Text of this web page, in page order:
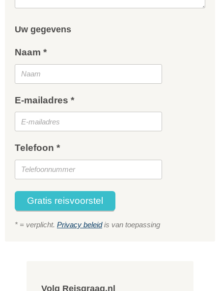
Uw gegevens
Naam *
E-mailadres *
Telefoon *
Gratis reisvoorstel
* = verplicht. Privacy beleidis van toepassing
Volg Reisgraag.nl